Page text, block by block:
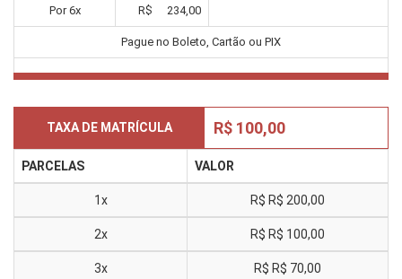
Por6x R$ 234,00
Pague no Boleto, Cartão ou PIX
TAXA DE MATRÍCULA R$ 100,00
PARCELAS VALOR
1x R$ R$ 200,00
2x R$ R$ 100,00
3x R$ R$ 70,00